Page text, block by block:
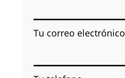
Tu correo electrónico